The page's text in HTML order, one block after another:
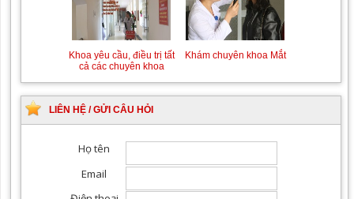
Khoa yêu cầu, điều trị tất
Khám Ngoại khoa
Đội ngũ hướng dẫn
LIÊN HỆ / GỬI CÂU HỎI